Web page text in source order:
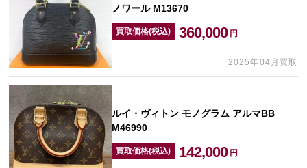
ノワール M13670
買取価格(税込) 360,000 円
2025年04月買取
ルイ・ヴィトン モノグラム アルマBB
M46990
買取価格(税込) 142,000 円